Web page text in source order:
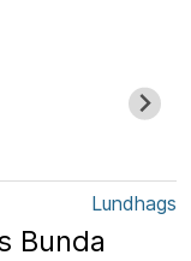
Lundhags
Bunda